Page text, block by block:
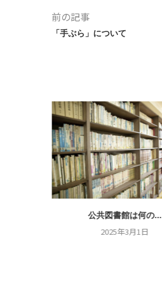
前の記事
「手ぶら」について
公共図書館は何の...
2025年3月1日